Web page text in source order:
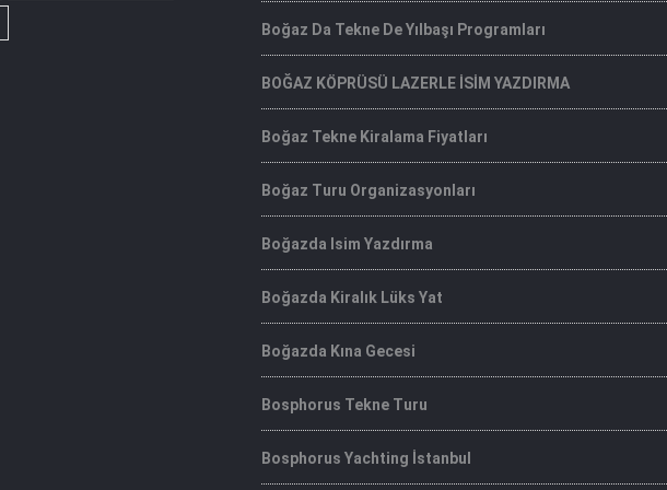
Boğaz Da Tekne De Yılbaşı Programları
BOĞAZ KÖPRÜSÜ LAZERLE İSİM YAZDIRMA
Boğaz Tekne Kiralama Fiyatları
Boğaz Turu Organizasyonları
Boğazda Isim Yazdırma
Boğazda Kiralık Lüks Yat
Boğazda Kına Gecesi
Bosphorus Tekne Turu
Bosphorus Yachting İstanbul